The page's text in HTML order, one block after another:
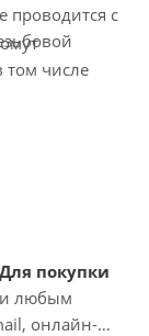
проводится с
том числе
Для покупки
любым
онлайн-